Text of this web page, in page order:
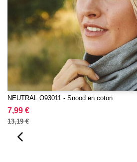
NEUTRAL O93011 - Snood en coton
7,99 €
13,19 €